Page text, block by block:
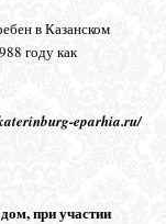
в Казанском
году как
eparhia.ru/
при участии